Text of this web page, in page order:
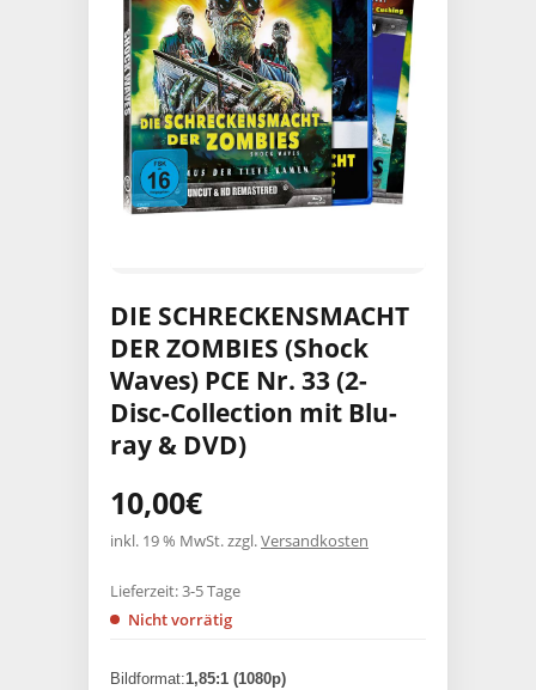
DIE SCHRECKENSMACHT
DER ZOMBIES (Shock
Waves) PCE Nr. 33 (2-
Disc-Collection mit Blu-
ray & DVD)
10,00€
inkl. 19 % MwSt.zzgl.Versandkosten
Bildformat:1,85:1 (1080p)
Lieferzeit:3-5 Tage
Nicht vorrätig